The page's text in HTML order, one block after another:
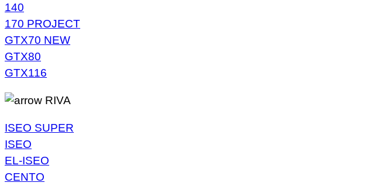
140
170 PROJECT
GTX70 NEW
GTX80
GTX116
RIVA
ISEO SUPER
ISEO
EL-ISEO
CENTO